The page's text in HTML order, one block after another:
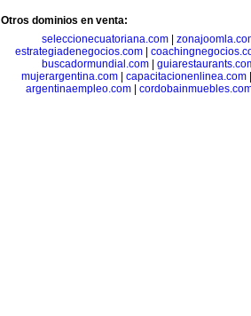
Otros dominios en venta:
seleccionecuatoriana.com
estrategiadenegocios.com
buscadormundial.com|
mujerargentina.com| capacitacionenlinea.com
argentinaempleo.com|